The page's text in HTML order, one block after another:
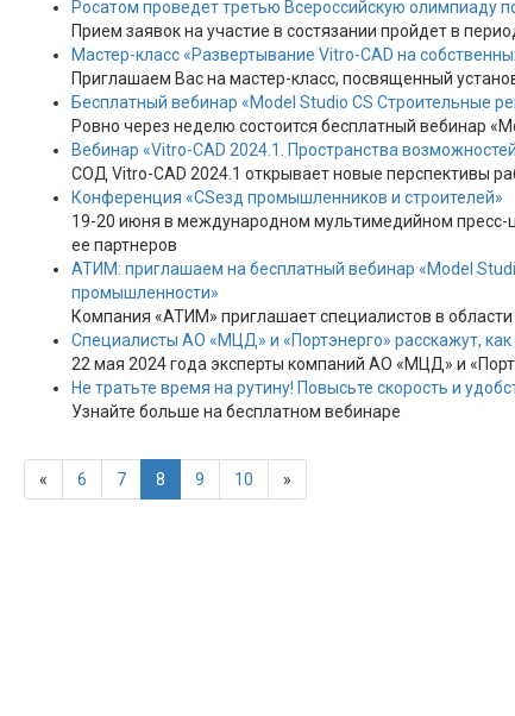
Росатом проведет третью Всероссийскую олимпиаду
Прием заявок на участие в состязании пройдет в
Мастер-класс «Развертывание Vitro-CAD на
Приглашаем Вас на мастер-класс, посвященный
Бесплатный вебинар «Model Studio CS Строительные
Ровно через неделю состоится бесплатный вебинар
Вебинар «Vitro-CAD 2024.1. Пространства
СОД Vitro-CAD 2024.1 открывает новые перспективы
Конференция «CSeзд промышленников и строителей»
19-20 июня в международном мультимедийном пресс-
ее партнеров
АТИМ: приглашаем на бесплатный вебинар «Model
промышленности»
Компания «АТИМ» приглашает специалистов в
Специалисты АО «МЦД» и «Портэнерго» расскажут,
22 мая 2024 года эксперты компаний АО «МЦД» и
Не тратьте время на рутину! Повысьте скорость и
Узнайте больше на бесплатном вебинаре
« 6 7 8 9 10 »